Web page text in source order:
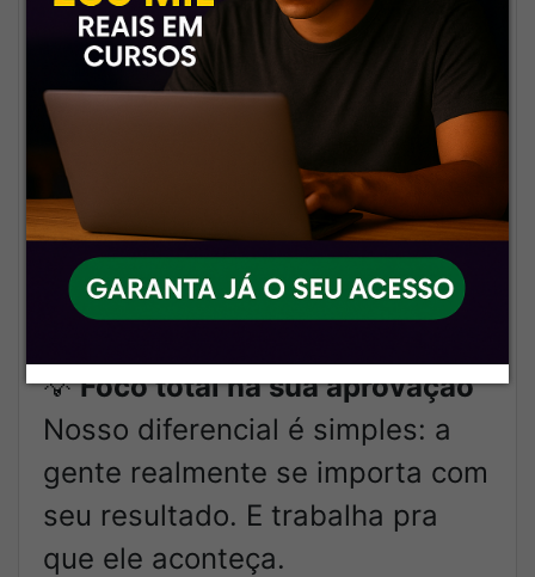
Suporte que fala sua língua e
não te deixa no vácuo.
🧩
organizado
Tudo separado, fácil de acessar
e pronto pra te ajudar a render
mais nos estudos.
💡Foco total na sua aprovação
Nosso diferencial é simples: a
gente realmente se importa com
seu resultado. E trabalha pra
que ele aconteça.